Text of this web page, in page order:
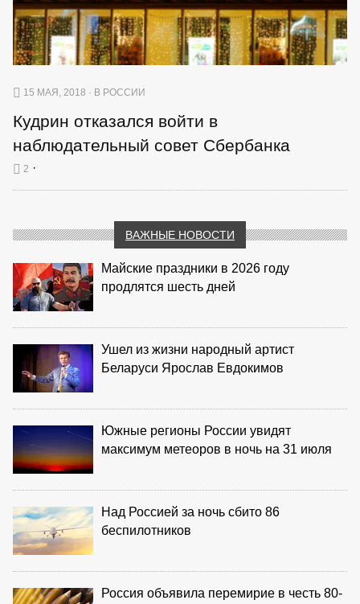
15 МАЯ, 2018 · В РОССИИ
Кудрин отказался войти в
наблюдательный совет Сбербанка
2 ·
ВАЖНЫЕ НОВОСТИ
Майские праздники в 2026 году
продлятся шесть дней
Ушел из жизни народный артист
Беларуси Ярослав Евдокимов
Южные регионы России увидят
максимум метеоров в ночь на 31 июля
Над Россией за ночь сбито 86
беспилотников
Россия объявила перемирие в честь 80-